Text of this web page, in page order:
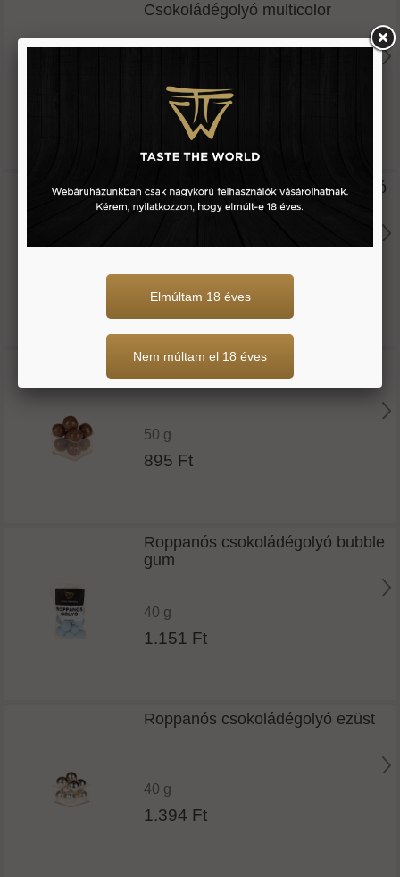
Csokoládégolyó multicolor
490 Ft
Karamellás tejcsokis gabonagolyó
Óriás gabonagolyó tejcsokoládés
50 g
895 Ft
Roppanós csokoládégolyó bubble
gum
40 g
1.151 Ft
Roppanós csokoládégolyó ezüst
40 g
1.394 Ft
Elmúltam 18 éves
Nem múltam el 18 éves